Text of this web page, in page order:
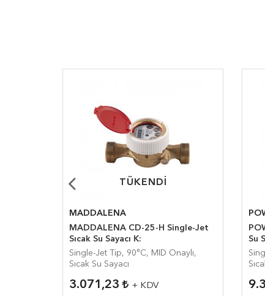
TÜKENDI
TÜKENDI
MADDALENA
MADDALENA CD-25-H Single-Jet
Sıcak Su Sayacı K:
Single-Jet Tip, 90°C, MID Onaylı,
Sıcak Su Sayacı
3.071,23 + KDV
Su